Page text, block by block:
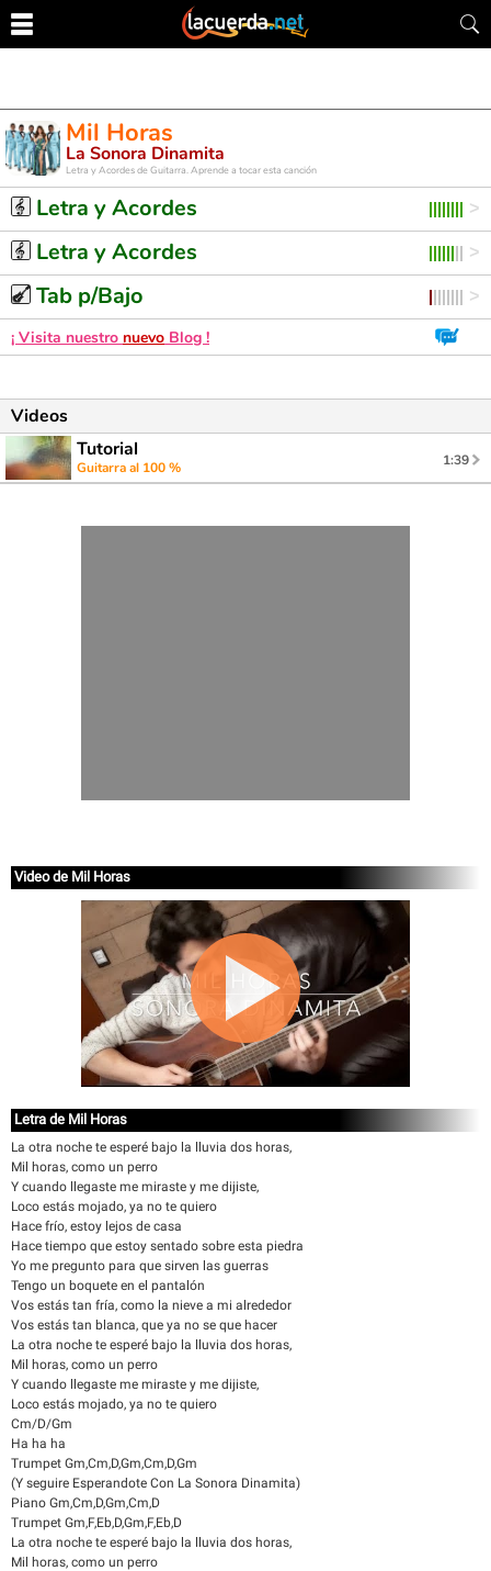
Mil Horas
La Sonora Dinamita
Letra y Acordes de Guitarra. Aprende a tocar esta canción
Letra y Acordes
Letra y Acordes
Tab p/Bajo
¡ Visita nuestro nuevo Blog !
Videos
Tutorial
Guitarra al 100 % 1:39
Video de Mil Horas
Letra de Mil Horas
La otra noche te esperé bajo la lluvia dos horas,
Mil horas, como un perro
Y cuando llegaste me miraste y me dijiste,
Loco estás mojado, ya no te quiero
Hace frío, estoy lejos de casa
Hace tiempo que estoy sentado sobre esta piedra
Yo me pregunto para que sirven las guerras
Tengo un boquete en el pantalón
Vos estás tan fría, como la nieve a mi alrededor
Vos estás tan blanca, que ya no se que hacer
La otra noche te esperé bajo la lluvia dos horas,
Mil horas, como un perro
Y cuando llegaste me miraste y me dijiste,
Loco estás mojado, ya no te quiero
Cm/D/Gm
Ha ha ha
Trumpet Gm,Cm,D,Gm,Cm,D,Gm
(Y seguire Esperandote Con La Sonora Dinamita)
Piano Gm,Cm,D,Gm,Cm,D
Trumpet Gm,F,Eb,D,Gm,F,Eb,D
La otra noche te esperé bajo la lluvia dos horas,
Mil horas, como un perro